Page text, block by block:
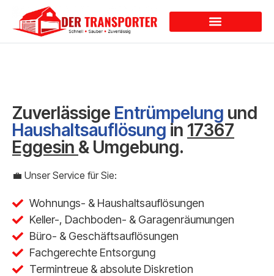
Zuverlässige Entrümpelung und
Haushaltsauflösung in 17367
Eggesin & Umgebung.
💼 Unser Service für Sie:
Wohnungs- & Haushaltsauflösungen
Keller-, Dachboden- & Garagenräumungen
Büro- & Geschäftsauflösungen
Fachgerechte Entsorgung
Termintreue & absolute Diskretion